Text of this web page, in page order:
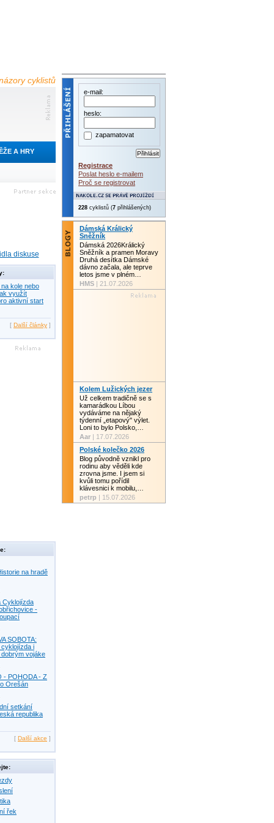
cyklistů
A HRY
diskuse
kole nebo
využít
aktivní start
[ Další články ]
na hradě
Cyklojízda
-
SOBOTA:
i
vojáke
- POHODA - Z
Orešán
setkání
republika
[ Další akce ]
řek
e-mail:
heslo:
zapamatovat
Registrace
Poslat heslo e-mailem
Proč se registrovat
228 cyklistů (7 přihlášených)
Dámská Králický
Sněžník
Dámská 2026Králický
Sněžník a pramen Moravy
Druhá desítka Dámské
dávno začala, ale teprve
letos jsme v plném…
HMS | 21.07.2026
Kolem Lužických jezer
Už celkem tradičně se s
kamarádkou Líbou
vydáváme na nějaký
týdenní „etapový" výlet.
Loni to bylo Polsko,…
Aar | 17.07.2026
Polské kolečko 2026
Blog původně vznikl pro
rodinu aby věděli kde
zrovna jsme. I jsem si
kvůli tomu pořídil
klávesnici k mobilu,…
petrp | 15.07.2026